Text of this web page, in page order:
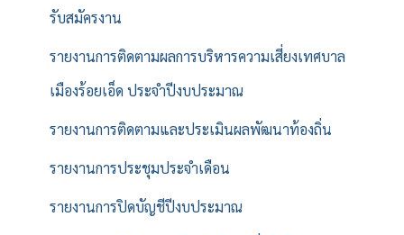
รับสมัครงาน
รายงานการติดตามผลการบริหารความเสี่ยงเทศบาล
เมืองร้อยเอ็ด ประจำปีงบประมาณ
รายงานการติดตามและประเมินผลพัฒนาท้องถิ่น
รายงานการประชุมประจำเดือน
รายงานการปิดบัญชีปีงบประมาณ